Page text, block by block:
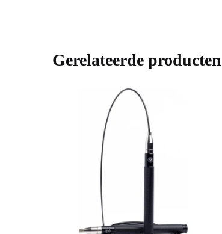
Gerelateerde producten